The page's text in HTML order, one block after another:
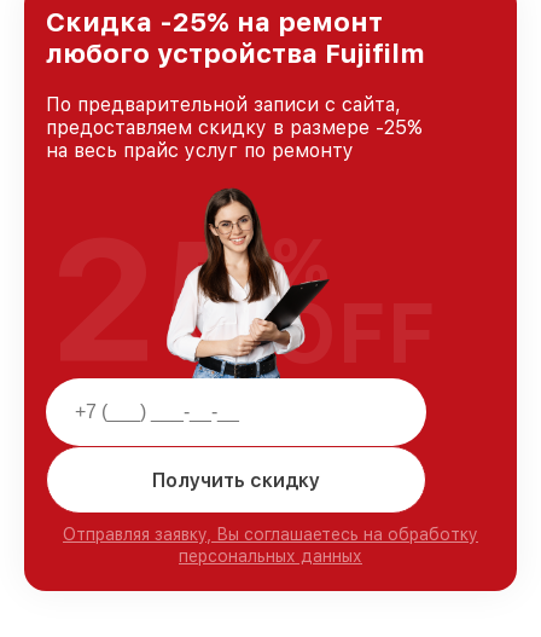
Нижнем Новгороде, постоянно повышая
уровень доверия и лояльности наших
клиентов.
Скидка -25% на ремонт
любого устройства Fujifilm
По предварительной записи с сайта,
предоставляем скидку в размере -25%
на весь прайс услуг по ремонту
Получить скидку
Отправляя заявку, Вы соглашаетесь на обработку
персональных данных
25%
OFF